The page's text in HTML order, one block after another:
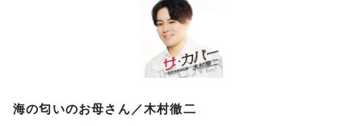
海の匂いのお母さん／木村徹二